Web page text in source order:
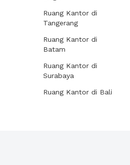
Ruang Kantor di
Tangerang
Ruang Kantor di
Batam
Ruang Kantor di
Surabaya
Ruang Kantor di Bali